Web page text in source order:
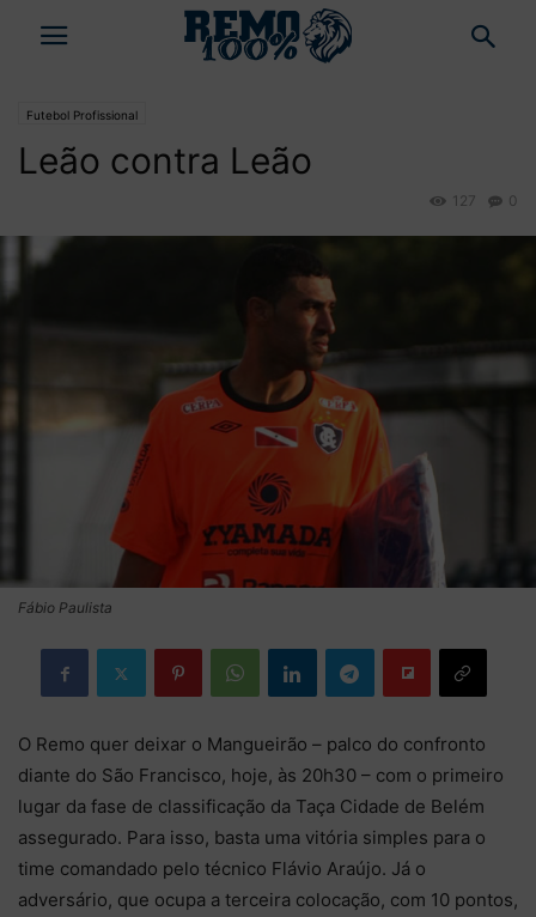
Futebol Profissional
Leão contra Leão
0
127
Fábio Paulista
O Remo quer deixar o Mangueirão – palco do confronto
diante do São Francisco, hoje, às 20h30 – com o primeiro
lugar da fase de classificação da Taça Cidade de Belém
assegurado. Para isso, basta uma vitória simples para o
time comandado pelo técnico Flávio Araújo. Já o
adversário, que ocupa a terceira colocação, com 10 pontos,